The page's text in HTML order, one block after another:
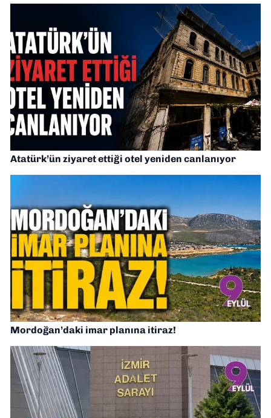
Atatürk’ün ziyaret ettiği otel yeniden canlanıyor
Mordoğan’daki imar planına itiraz!